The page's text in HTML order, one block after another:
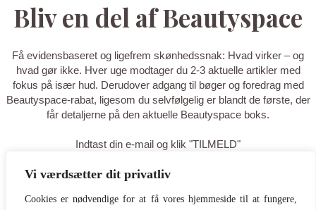
Vi værdsætter dit privatliv
Cookies er nødvendige for at få vores hjemmeside til at fungere,
Bliv en del af Beautyspace
Få evidensbaseret og ligefrem skønhedssnak: Hvad virker – og
hvad gør ikke. Hver uge modtager du 2-3 aktuelle artikler med
fokus på især hud. Derudover adgang til bøger og foredrag med
Beautyspace-rabat, ligesom du selvfølgelig er blandt de første, der
får detaljerne på den aktuelle Beautyspace boks.
Indtast din e-mail og klik "TILMELD"
TILMELD